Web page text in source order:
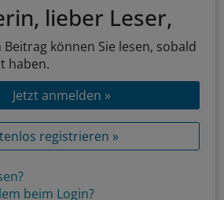
lieber Leser,
können Sie lesen, sobald
haben.
Jetzt anmelden »
registrieren »
beim Login?